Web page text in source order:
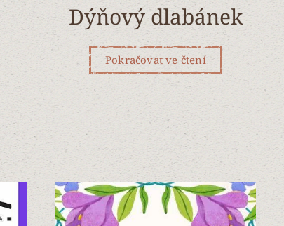
Dýňový dlabánek
Pokračovat ve čtení